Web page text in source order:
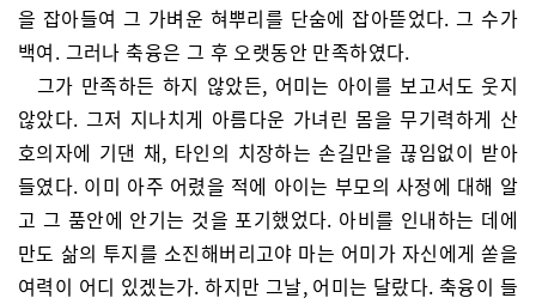
을 잡아들여 그 가벼운 혀뿌리를 단숨에 잡아뜯었다. 그 수가
백여. 그러나 축융은 그 후 오랫동안 만족하였다.
그가 만족하든 하지 않았든, 어미는 아이를 보고서도 웃지
않았다. 그저 지나치게 아름다운 가녀린 몸을 무기력하게 산
호의자에 기댄 채, 타인의 치장하는 손길만을 끊임없이 받아
들였다. 이미 아주 어렸을 적에 아이는 부모의 사정에 대해 알
고 그 품안에 안기는 것을 포기했었다. 아비를 인내하는 데에
만도 삶의 투지를 소진해버리고야 마는 어미가 자신에게 쏟을
여력이 어디 있겠는가. 하지만 그날, 어미는 달랐다. 축융이 들